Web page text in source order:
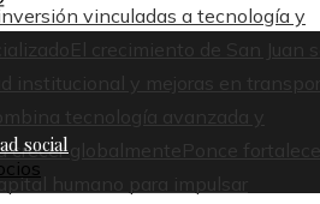
vinculadas a tecnología y
El crecimiento de San Juan
institucional y mejoras en
tecnología avanzada y
crecer globalmente Ponce
humano para impulsar
social